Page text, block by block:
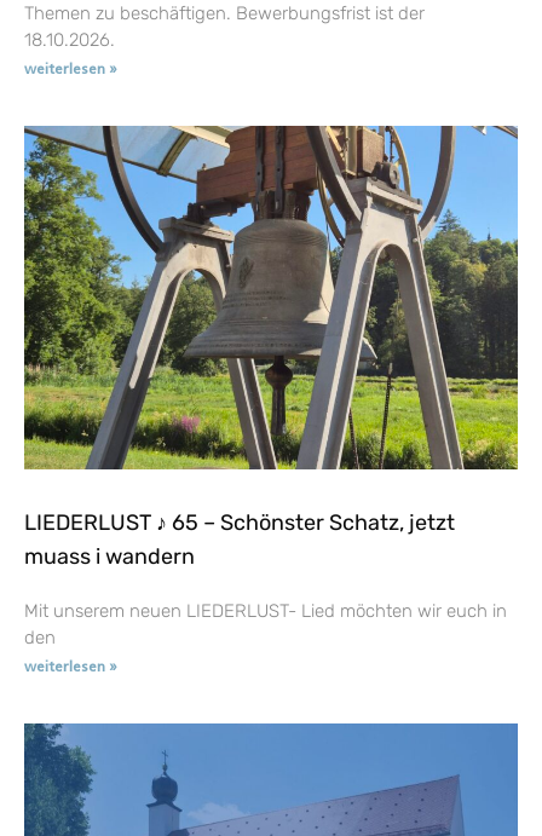
Themen zu beschäftigen. Bewerbungsfrist ist der
18.10.2026.
weiterlesen »
LIEDERLUST ♪ 65 – Schönster Schatz, jetzt
muass i wandern
Mit unserem neuen LIEDERLUST- Lied möchten wir euch in
den
weiterlesen »